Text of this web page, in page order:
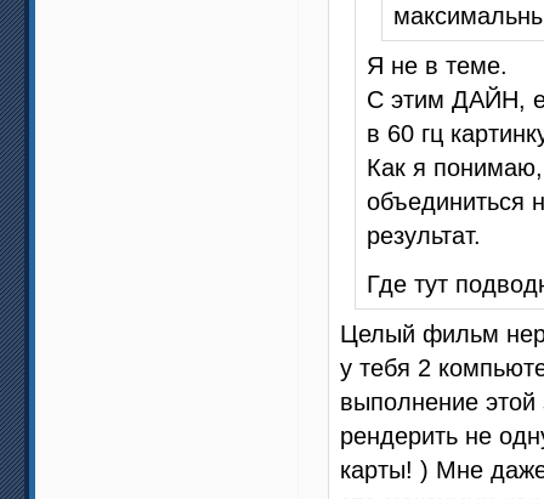
Я не в теме.
С этим ДАЙН,
в 60 гц
Как я
объединиться
результат.
Где тут
Целый фильм
у тебя 2
выполнение
рендерить не
карты! ) Мне